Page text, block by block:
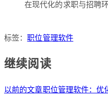
在现代化的求职与招聘
标签：职位管理软件
继续阅读
以前的文章职位管理软件：优